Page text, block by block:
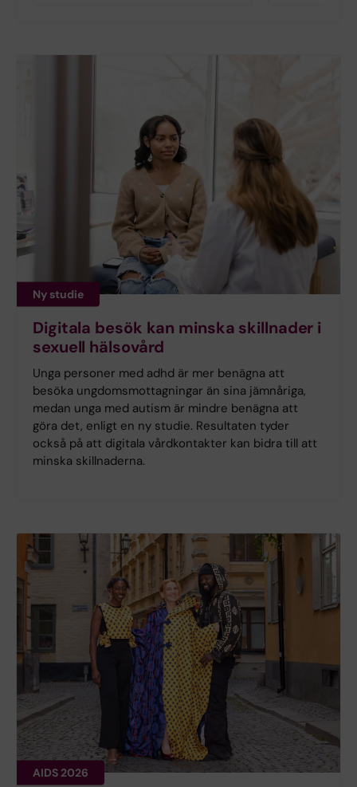
Ny studie
Digitala besök kan minska skillnader i
sexuell hälsovård
Unga personer med adhd är mer benägna att
besöka ungdomsmottagningar än sina jämnåriga,
medan unga med autism är mindre benägna att
göra det, enligt en ny studie. Resultaten tyder
också på att digitala vårdkontakter kan bidra till att
minska skillnaderna.
AIDS 2026